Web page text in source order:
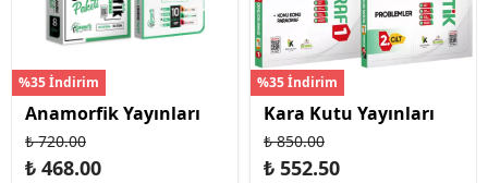
%35 İndirim
Anamorfik Yayınları
₺ 720.00
₺ 468.00
%35 İndirim
Kara Kutu Yayınları
₺ 850.00
₺ 552.50